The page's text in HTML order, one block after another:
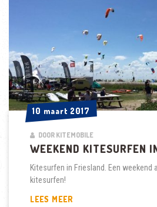
10 maart 2017
10 maart 2017
DOOR KITEMOBILE
WEEKEND KITESURFEN
Kitesurfen in Friesland. Een weekend
kitesurfen!
LEES MEER